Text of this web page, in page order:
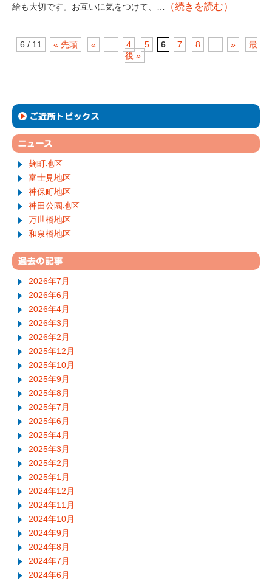
給も大切です。お互いに気をつけて、…
（続きを読む）
6 / 11 « 先頭 « ... 4 5 6 7 8 ... »
最
後 »
麹町地区
富士見地区
神保町地区
神田公園地区
万世橋地区
和泉橋地区
2026年7月
2026年6月
2026年4月
2026年3月
2026年2月
2025年12月
2025年10月
2025年9月
2025年8月
2025年7月
2025年6月
2025年4月
2025年3月
2025年2月
2025年1月
2024年12月
2024年11月
2024年10月
2024年9月
2024年8月
2024年7月
2024年6月